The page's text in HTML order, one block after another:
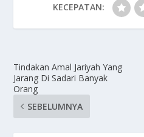
KECEPATAN:
Tindakan Amal Jariyah Yang
Jarang Di Sadari Banyak
Orang
SEBELUMNYA